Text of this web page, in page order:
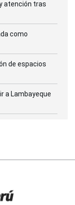
atención tras
como
de espacios
a Lambayeque